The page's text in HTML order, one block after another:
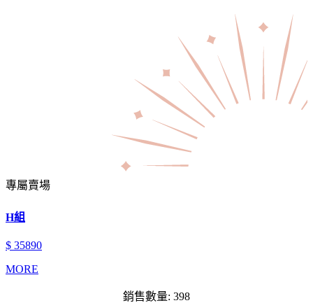
專屬賣場
H組
$ 35890
MORE
銷售數量: 398